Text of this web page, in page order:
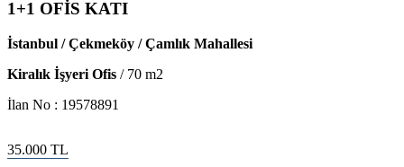
1+1 OFİS KATI
İstanbul / Çekmeköy / Çamlık Mahallesi
Kiralık İşyeri Ofis / 70 m2
İlan No : 19578891
35.000 TL